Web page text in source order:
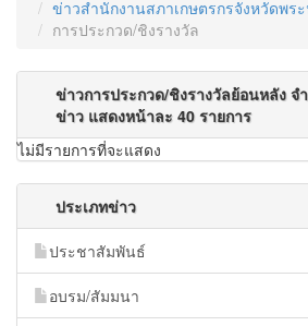
ข่าวสำนักงานสภาเกษตรกรจังหวัดพร
การประกวด/ชิงรางวัล
ข่าวการประกวด/ชิงรางวัลย้อนหลัง จ
ข่าว แสดงหน้าละ 40 รายการ
ไม่มีรายการที่จะแสดง
ประเภทข่าว
ประชาสัมพันธ์
อบรม/สัมมนา